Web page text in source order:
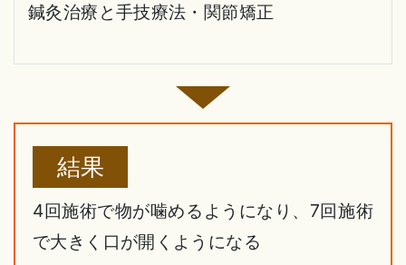
鍼灸治療と手技療法・関節矯正
結果
4回施術で物が噛めるようになり、7回施術
で大きく口が開くようになる